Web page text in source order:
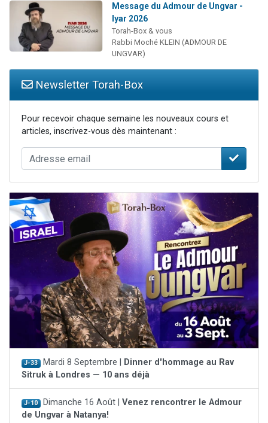
Message du Admour de Ungvar -
Iyar 2026
Torah-Box & vous
Rabbi Moché KLEIN (ADMOUR DE
UNGVAR)
Newsletter Torah-Box
Pour recevoir chaque semaine les nouveaux cours et
articles, inscrivez-vous dès maintenant :
J-33 Mardi 8 Septembre |
Dinner d'hommage au Rav
Sitruk à Londres — 10 ans déjà
J-10 Dimanche 16 Août | Venez rencontrer le Admour
de Ungvar à Natanya!